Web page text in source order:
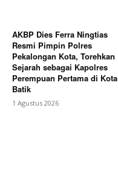
AKBP Dies Ferra Ningtias
Resmi Pimpin Polres
Pekalongan Kota, Torehkan
Sejarah sebagai Kapolres
Perempuan Pertama di Kota
Batik
1 Agustus 2026